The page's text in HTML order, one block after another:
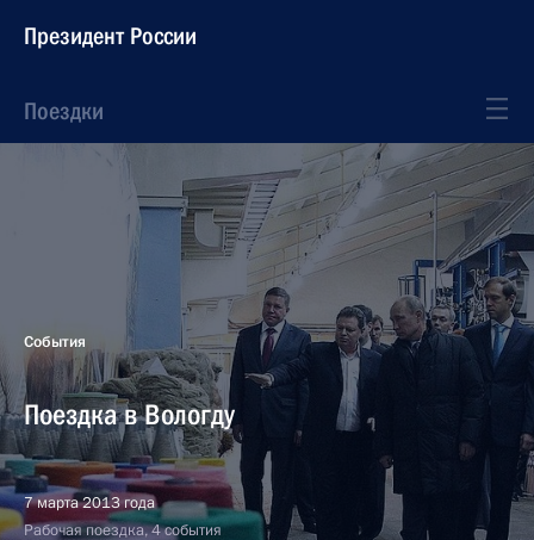
Президент России
Поездки
События
Поездка в Вологду
7 марта 2013 года
Рабочая поездка, 4 события